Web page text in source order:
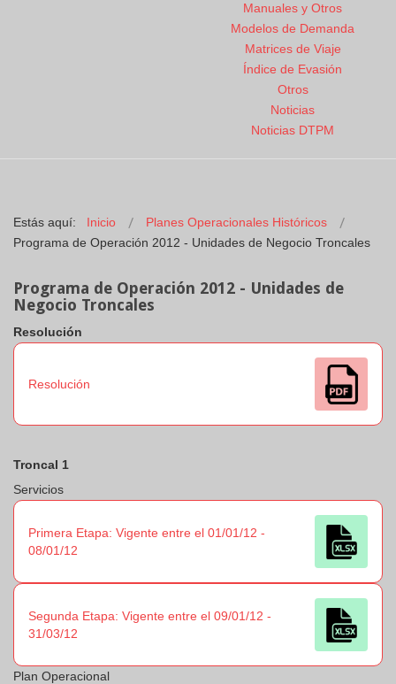
Manuales y Otros
Modelos de Demanda
Matrices de Viaje
Índice de Evasión
Otros
Noticias
Noticias DTPM
Estás aquí: Inicio
Planes Operacionales Históricos
Programa de Operación 2012 - Unidades de Negocio Troncales
Programa de Operación 2012 - Unidades de
Negocio Troncales
Resolución
Resolución
Troncal 1
Servicios
Primera Etapa: Vigente entre el 01/01/12 -
08/01/12
Segunda Etapa: Vigente entre el 09/01/12 -
31/03/12
Plan Operacional